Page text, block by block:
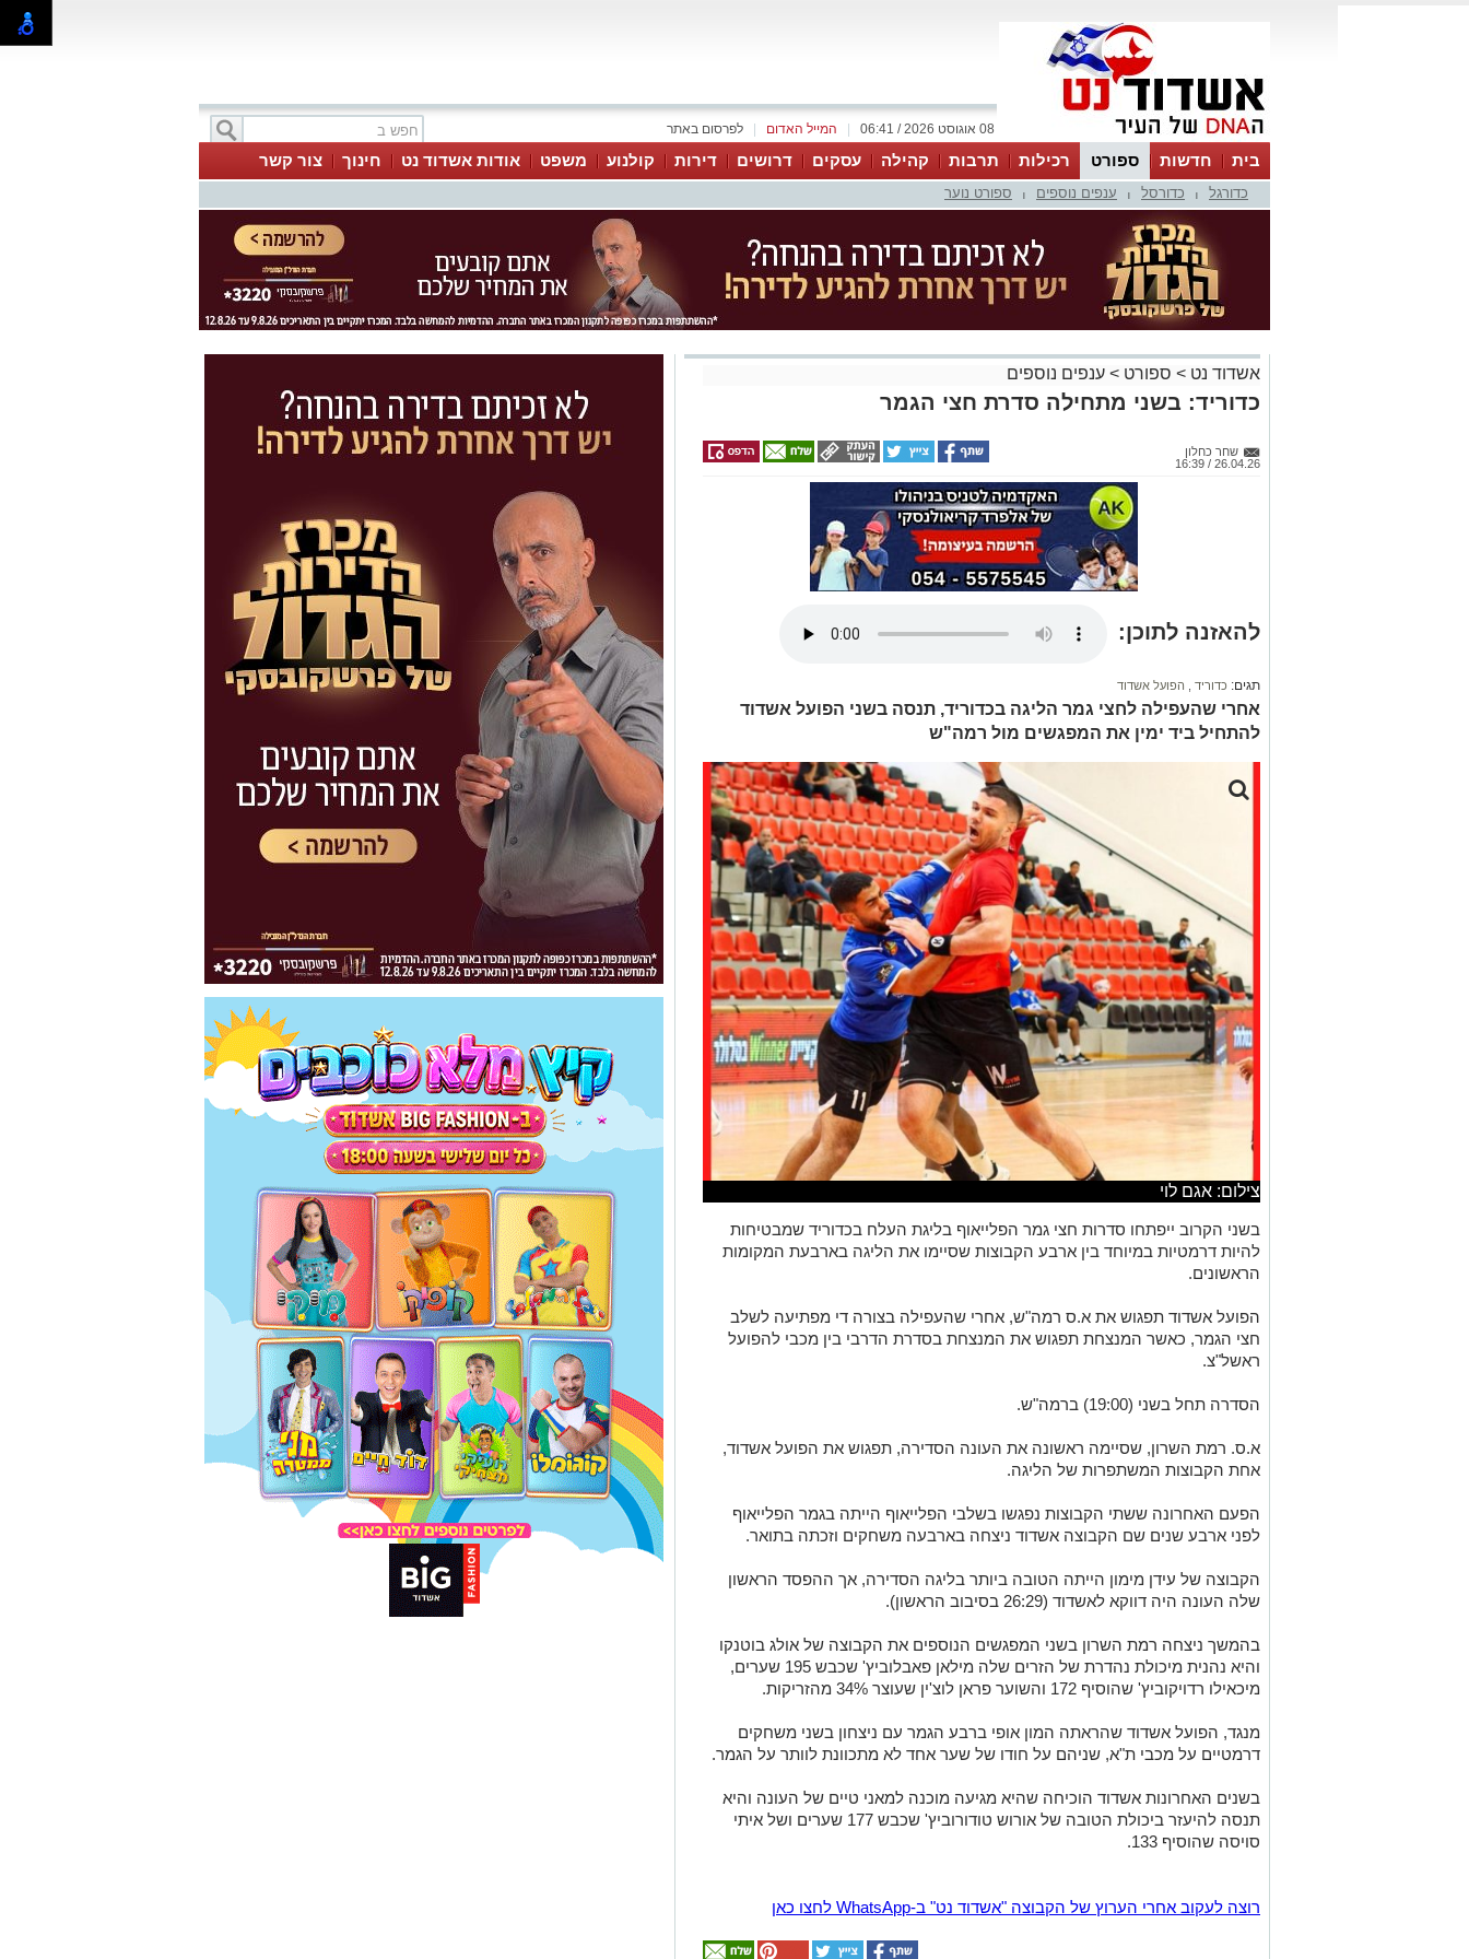
לפרסום באתר המייל האדום 08 אוגוסט 2026 / 06:41
בית חדשות ספורט רכילות תרבות קהילה עסקים דרושים דירות קולנוע משפט אודות אשדוד נט חינוך צור קשר
כדורגל כדורסל ענפים נוספים ספורט נוער
אשדוד נט > ספורט > ענפים נוספים
כדוריד: בשני מתחילה סדרת חצי הגמר
שחר כחלון
26.04.26 / 16:39
להאזנה לתוכן:
תגים: כדוריד הפועל אשדוד
אחרי שהעפילה לחצי גמר הליגה בכדוריד, תנסה בשני הפועל אשדוד
להתחיל ביד ימין את המפגשים מול רמה"ש
צילום: אגם לוי
בשני הקרוב ייפתחו סדרות חצי גמר הפלייאוף בליגת העלח בכדוריד שמבטיחות
להיות דרמטיות במיוחד בין ארבע הקבוצות שסיימו את הליגה בארבעת המקומות
הראשונים.
הפועל אשדוד תפגוש את א.ס רמה"ש, אחרי שהעפילה בצורה די מפתיעה לשלב
חצי הגמר, כאשר המנצחת תפגוש את המנצחת בסדרת הדרבי בין מכבי להפועל
ראשל"צ.
הסדרה תחל בשני (19:00) ברמה"ש.
א.ס. רמת השרון, שסיימה ראשונה את העונה הסדירה, תפגוש את הפועל אשדוד,
אחת הקבוצות המשתפרות של הליגה.
הפעם האחרונה ששתי הקבוצות נפגשו בשלבי הפלייאוף הייתה בגמר הפלייאוף
לפני ארבע שנים שם הקבוצה אשדוד ניצחה בארבעה משחקים וזכתה בתואר.
הקבוצה של עידן מימון הייתה הטובה ביותר בליגה הסדירה, אך ההפסד הראשון
שלה העונה היה דווקא לאשדוד (26:29 בסיבוב הראשון).
בהמשך ניצחה רמת השרון בשני המפגשים הנוספים את הקבוצה של אולג בוטנקו
והיא נהנית מיכולת נהדרת של הזרים שלה מילאן פאבלוביץ' שכבש 195 שערים,
מיכאילו רדויקוביץ' שהוסיף 172 והשוער פראן לוצ'ין שעוצר 34% מהזריקות.
מנגד, הפועל אשדוד שהראתה המון אופי ברבע הגמר עם ניצחון בשני משחקים
דרמטיים על מכבי ת"א, שניהם על חודו של שער אחד לא מתכוונת לוותר על הגמר.
בשנים האחרונות אשדוד הוכיחה שהיא מגיעה מוכנה למאני טיים של העונה והיא
תנסה להיעזר ביכולת הטובה של אורוש טודורוביץ' שכבש 177 שערים ושל איתי
סויסה שהוסיף 133.
רוצה לעקוב אחרי הערוץ של הקבוצה "אשדוד נט" ב-WhatsApp לחצו כאן